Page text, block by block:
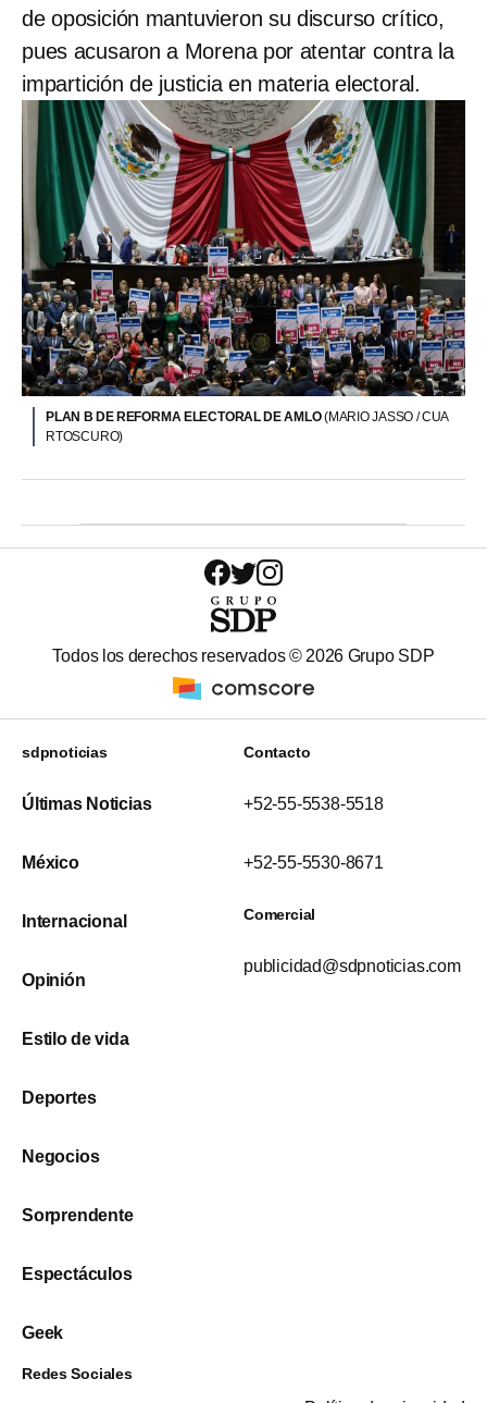
de oposición mantuvieron su discurso crítico,
pues acusaron a Morena por atentar contra la
impartición de justicia en materia electoral.
PLAN B DE REFORMA ELECTORAL DE AMLO(MARIO JASSO / CUA
RTOSCURO)
Todos los derechos reservados © 2026 Grupo SDP
sdpnoticias
Últimas Noticias
México
Internacional
Opinión
Estilo de vida
Deportes
Negocios
Sorprendente
Espectáculos
Geek
Contacto
+52-55-5538-5518
+52-55-5530-8671
Comercial
publicidad@sdpnoticias.com
Redes Sociales